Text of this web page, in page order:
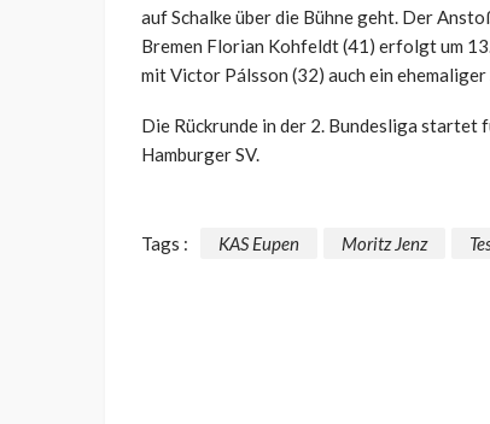
auf Schalke über die Bühne geht. Der
Bremen Florian Kohfeldt (41) erfolgt um
mit Victor Pálsson (32) auch ein ehemaliger
Die Rückrunde in der 2. Bundesliga startet
Hamburger SV.
Tags : KAS Eupen Moritz Jenz